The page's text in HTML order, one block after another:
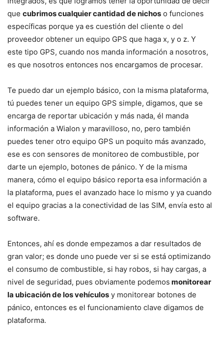
que cubrimos cualquier cantidad de nichos o funciones
específicas porque ya es cuestión del cliente o del
proveedor obtener un equipo GPS que haga x, y o z. Y
este tipo GPS, cuando nos manda información a nosotros,
es que nosotros entonces nos encargamos de procesar.
Te puedo dar un ejemplo básico, con la misma plataforma,
tú puedes tener un equipo GPS simple, digamos, que se
encarga de reportar ubicación y más nada, él manda
información a Wialon y maravilloso, no, pero también
puedes tener otro equipo GPS un poquito más avanzado,
ese es con sensores de monitoreo de combustible, por
darte un ejemplo, botones de pánico. Y de la misma
manera, cómo el equipo básico reporta esa información a
la plataforma, pues el avanzado hace lo mismo y ya cuando
el equipo gracias a la conectividad de las SIM, envía esto al
software.
Entonces, ahí es donde empezamos a dar resultados de
gran valor; es donde uno puede ver si se está optimizando
el consumo de combustible, si hay robos, si hay cargas, a
nivel de seguridad, pues obviamente podemos monitorear
la ubicación de los vehículos y monitorear botones de
pánico, entonces es el funcionamiento clave digamos de
plataforma.